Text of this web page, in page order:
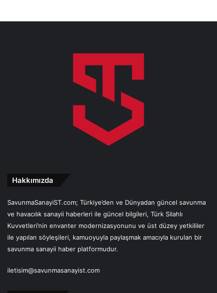
Hakkımızda
SavunmaSanayiST.com; Türkiye’den ve Dünyadan güncel savunma
ve havacılık sanayii haberleri ile güncel bilgileri, Türk Silahlı
Kuvvetleri’nin envanter modernizasyonunu ve üst düzey yetkililer
ile yapılan söyleşileri, kamuoyuyla paylaşmak amacıyla kurulan bir
savunma sanayii haber platformudur.
iletisim@savunmasanayist.com